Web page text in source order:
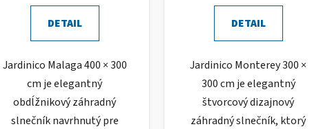
DETAIL
Jardinico Malaga 400 × 300
cm je elegantný
obdĺžnikový záhradný
slnečník navrhnutý pre
DETAIL
Jardinico Monterey 300 ×
300 cm je elegantný
štvorcový dizajnový
záhradný slnečník, ktorý